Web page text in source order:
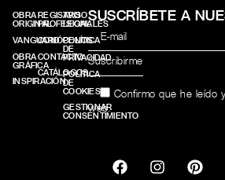
OBRA
ORIGINAL
VANGUARD
OBRA
GRÁFICA
INSPIRACIÓN
REGISTRO
PROFESIONALES
CONÓCENOS
CONTACTO
CATÁLOGOS
AVISO
LEGAL
POLÍTICA
DE
PRIVACIDAD
POLÍTICA
DE
COOKIES
GESTIONAR
CONSENTIMIENTO
SUSCRÍBETE A
Confirmo que he leído
web.